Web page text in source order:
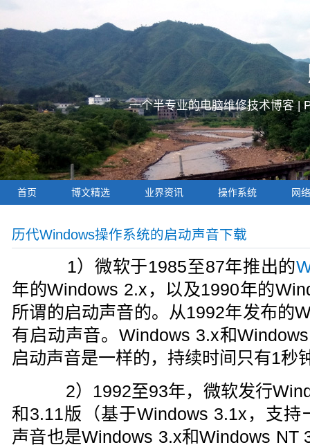
一个半专业的电脑维修技术博客 |
首页 博文精选 业界资讯 操作系统 网
历代Windows操作系统的启动声音下载
1）微软于1985至87年推出的
年的Windows 2.x，以及1990年的
所谓的启动声音的。从1992年发布的
有启动声音。Windows 3.x和
启动声音是一样的，持续时间只有1秒
2）1992至93年，微软发行
和3.11版（基于Windows 3.1x，支
声音也是Windows 3.x和Windows NT